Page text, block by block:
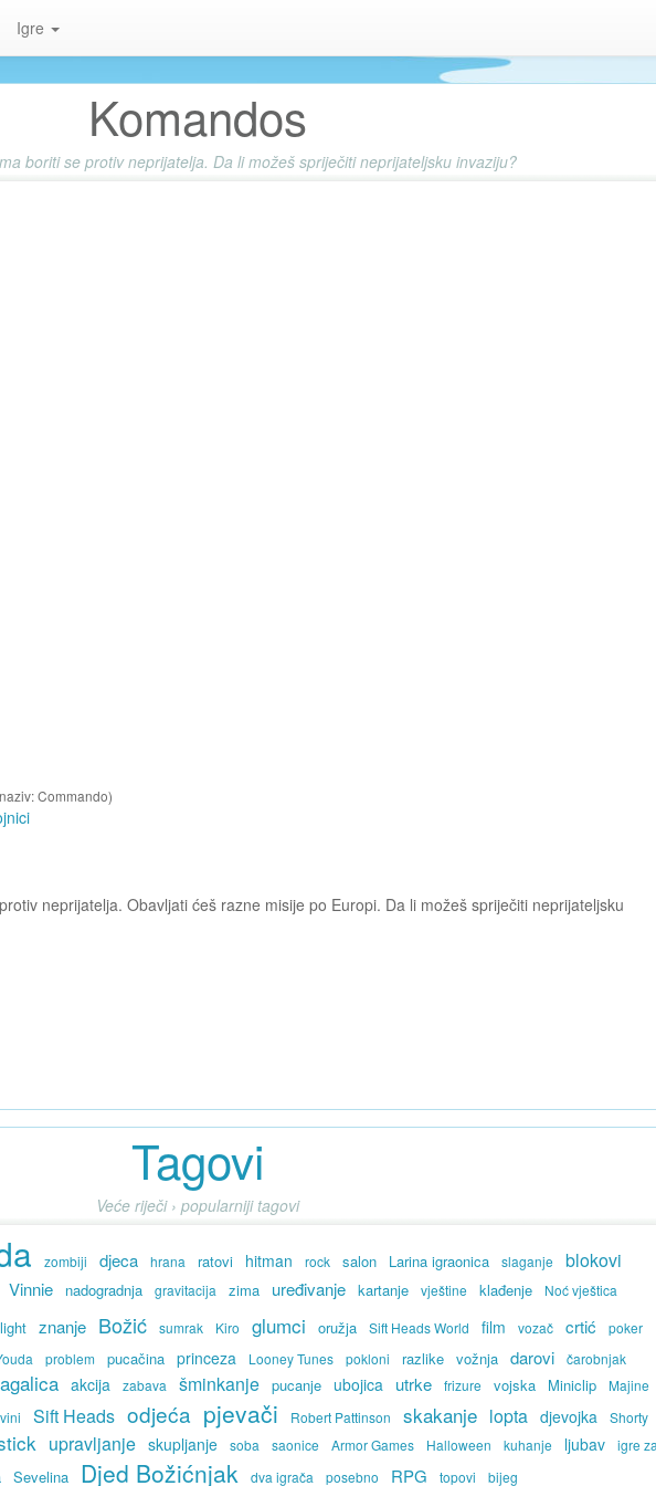
Igre
Komandos
boriti se protiv neprijatelja. Da li možeš spriječiti neprijateljsku invaziju?
Commando)
neprijatelja. Obavljati ćeš razne misije po Europi. Da li možeš spriječiti neprijateljsku
Tagovi
Veće riječi › popularniji tagovi
zombiji djeca hrana ratovi hitman rock salon Larina igraonica slaganje blokovi
Vinnie nadogradnja gravitacija zima uređivanje kartanje vještine klađenje
Noć vještica
znanje Božić sumrak Kiro glumci oružja Sift Heads World film vozač crtić poker
problem pucačina princeza Looney Tunes pokloni razlike vožnja darovi
čarobnjak
akcija zabava šminkanje pucanje ubojica utrke frizure vojska Miniclip
Majine
Sift Heads odjeća pjevači Robert Pattinson skakanje lopta djevojka
Shorty
upravljanje skupljanje soba saonice Armor Games Halloween kuhanje ljubav
igre za
Sevelina Djed Božićnjak dva igrača posebno RPG topovi bijeg